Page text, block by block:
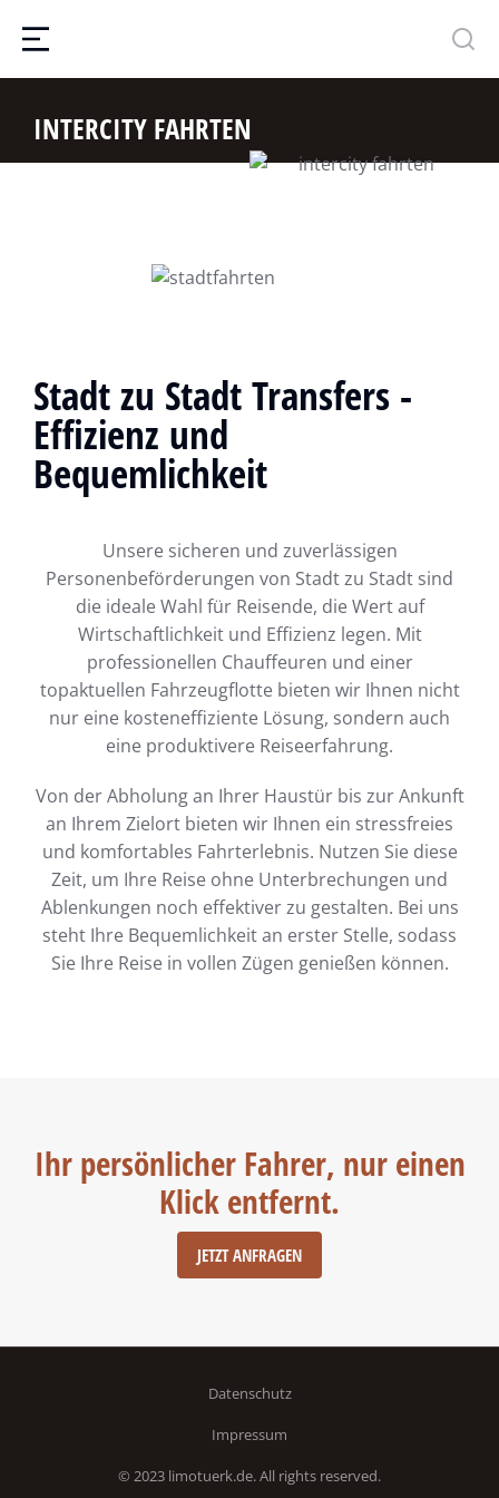
INTERCITY FAHRTEN
Stadt zu Stadt Transfers -
Effizienz und
Bequemlichkeit
Unsere sicheren und zuverlässigen
Personenbeförderungen von Stadt zu Stadt sind
die ideale Wahl für Reisende, die Wert auf
Wirtschaftlichkeit und Effizienz legen. Mit
professionellen Chauffeuren und einer
topaktuellen Fahrzeugflotte bieten wir Ihnen nicht
nur eine kosteneffiziente Lösung, sondern auch
eine produktivere Reiseerfahrung.
Von der Abholung an Ihrer Haustür bis zur Ankunft
an Ihrem Zielort bieten wir Ihnen ein stressfreies
und komfortables Fahrterlebnis. Nutzen Sie diese
Zeit, um Ihre Reise ohne Unterbrechungen und
Ablenkungen noch effektiver zu gestalten. Bei uns
steht Ihre Bequemlichkeit an erster Stelle, sodass
Sie Ihre Reise in vollen Zügen genießen können.
Ihr persönlicher Fahrer, nur einen
Klick entfernt.
JETZT ANFRAGEN
© 2023 limotuerk.de. All rights reserved.
Datenschutz
Impressum